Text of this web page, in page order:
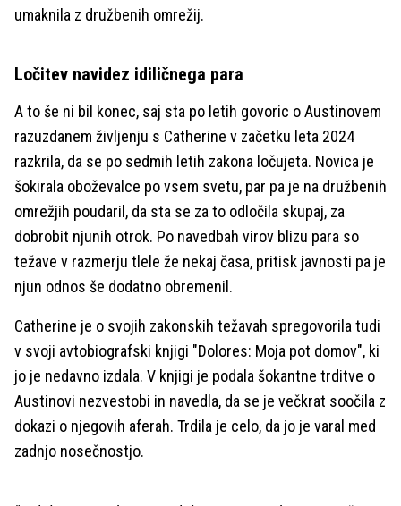
umaknila z družbenih omrežij.
Ločitev navidez idiličnega para
A to še ni bil konec, saj sta po letih govoric o Austinovem
razuzdanem življenju s Catherine v začetku leta 2024
razkrila, da se po sedmih letih zakona ločujeta. Novica je
šokirala oboževalce po vsem svetu, par pa je na družbenih
omrežjih poudaril, da sta se za to odločila skupaj, za
dobrobit njunih otrok. Po navedbah virov blizu para so
težave v razmerju tlele že nekaj časa, pritisk javnosti pa je
njun odnos še dodatno obremenil.
Catherine je o svojih zakonskih težavah spregovorila tudi
v svoji avtobiografski knjigi "Dolores: Moja pot domov", ki
jo je nedavno izdala. V knjigi je podala šokantne trditve o
Austinovi nezvestobi in navedla, da se je večkrat soočila z
dokazi o njegovih aferah. Trdila je celo, da jo je varal med
zadnjo nosečnostjo.